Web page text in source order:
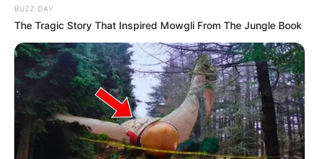
BUZZ DAY
The Tragic Story That Inspired Mowgli From The Jungle Book